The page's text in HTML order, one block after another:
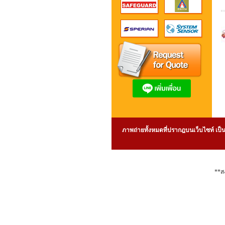
ภาพถ่ายทั้งหมดที่ปรากฎบนเว็บไซท์ เ
**ส